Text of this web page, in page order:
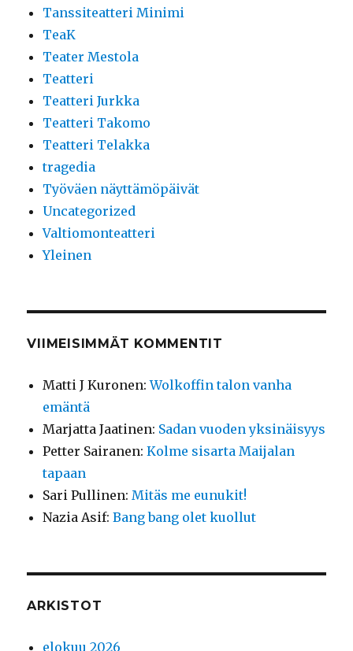
Tanssiteatteri Minimi
TeaK
Teater Mestola
Teatteri
Teatteri Jurkka
Teatteri Takomo
Teatteri Telakka
tragedia
Työväen näyttämöpäivät
Uncategorized
Valtiomonteatteri
Yleinen
VIIMEISIMMÄT KOMMENTIT
Matti J Kuronen:Wolkoffin talon vanha
emäntä
Marjatta Jaatinen: Sadan vuoden yksinäisyys
Petter Sairanen:Kolme sisarta Maijalan
tapaan
Sari Pullinen:Mitäs me eunukit!
Nazia Asif:Bang bang olet kuollut
ARKISTOT
elokuu 2026